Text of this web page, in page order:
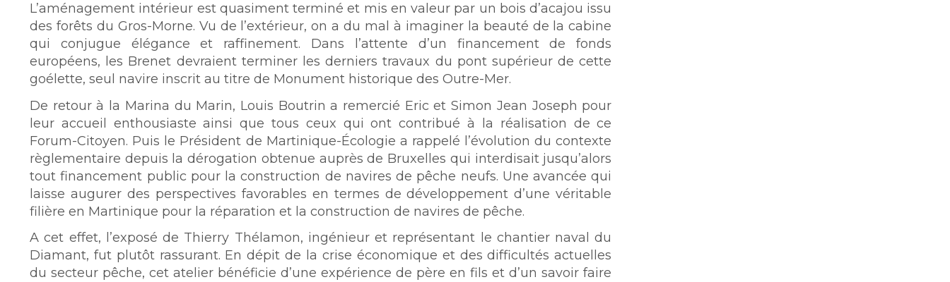
L’aménagement intérieur est quasiment terminé et mis en valeur par un bois d’acajou issu
des forêts du Gros-Morne. Vu de l’extérieur, on a du mal à imaginer la beauté de la cabine
qui conjugue élégance et raffinement. Dans l’attente d’un financement de fonds
européens, les Brenet devraient terminer les derniers travaux du pont supérieur de cette
goélette, seul navire inscrit au titre de Monument historique des Outre-Mer.
De retour à la Marina du Marin, Louis Boutrin a remercié Eric et Simon Jean Joseph pour
leur accueil enthousiaste ainsi que tous ceux qui ont contribué à la réalisation de ce
Forum-Citoyen. Puis le Président de Martinique-Écologie a rappelé l’évolution du contexte
règlementaire depuis la dérogation obtenue auprès de Bruxelles qui interdisait jusqu’alors
tout financement public pour la construction de navires de pêche neufs. Une avancée qui
laisse augurer des perspectives favorables en termes de développement d’une véritable
filière en Martinique pour la réparation et la construction de navires de pêche.
A cet effet, l’exposé de Thierry Thélamon, ingénieur et représentant le chantier naval du
Diamant, fut plutôt rassurant. En dépit de la crise économique et des difficultés actuelles
du secteur pêche, cet atelier bénéficie d’une expérience de père en fils et d’un savoir faire